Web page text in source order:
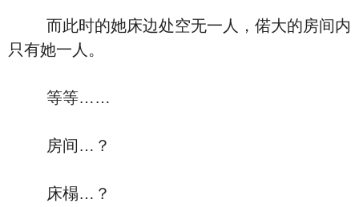
而此时的她床边处空无一人，偌大的房间内
只有她一人。
等等……
房间…？
床榻…？